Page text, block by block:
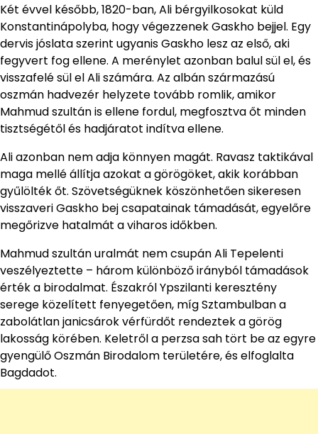
Két évvel később, 1820-ban, Ali bérgyilkosokat küld
Konstantinápolyba, hogy végezzenek Gaskho bejjel. Egy
dervis jóslata szerint ugyanis Gaskho lesz az első, aki
fegyvert fog ellene. A merénylet azonban balul sül el, és
visszafelé sül el Ali számára. Az albán származású
oszmán hadvezér helyzete tovább romlik, amikor
Mahmud szultán is ellene fordul, megfosztva őt minden
tisztségétől és hadjáratot indítva ellene.
Ali azonban nem adja könnyen magát. Ravasz taktikával
maga mellé állítja azokat a görögöket, akik korábban
gyűlölték őt. Szövetségüknek köszönhetően sikeresen
visszaveri Gaskho bej csapatainak támadását, egyelőre
megőrizve hatalmát a viharos időkben.
Mahmud szultán uralmát nem csupán Ali Tepelenti
veszélyeztette – három különböző irányból támadások
érték a birodalmat. Északról Ypszilanti keresztény
serege közelített fenyegetően, míg Sztambulban a
zabolátlan janicsárok vérfürdőt rendeztek a görög
lakosság körében. Keletről a perzsa sah tört be az egyre
gyengülő Oszmán Birodalom területére, és elfoglalta
Bagdadot.